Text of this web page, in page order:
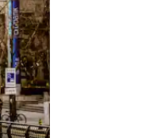
of swipen.